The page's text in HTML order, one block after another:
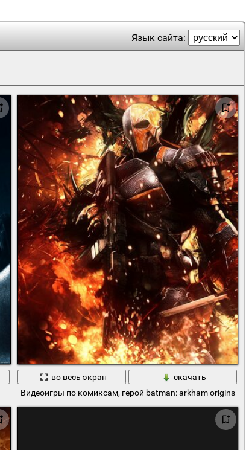
Язык сайта:
во весь экран
скачать
Видеоигры по комиксам, герой batman: arkham origins